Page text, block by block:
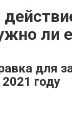
ли
для
году